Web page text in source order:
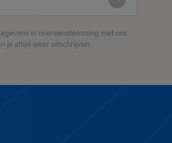
in overeenstemming met ons
je altijd weer uitschrijven.